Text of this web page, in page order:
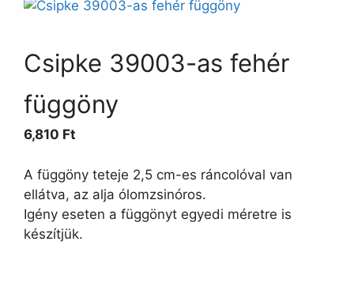
Csipke 39003-as fehér
függöny
6,810 Ft
A függöny teteje 2,5 cm-es ráncolóval van
ellátva, az alja ólomzsinóros.
Igény eseten a függönyt egyedi méretre is
készítjük.